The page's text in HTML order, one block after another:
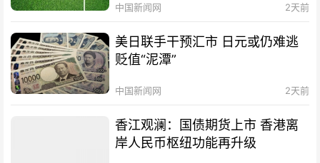
中国新闻网 2天前
美日联手干预汇市 日元或仍难逃
贬值“泥潭”
中国新闻网 2天前
香江观澜：国债期货上市 香港离
岸人民币枢纽功能再升级